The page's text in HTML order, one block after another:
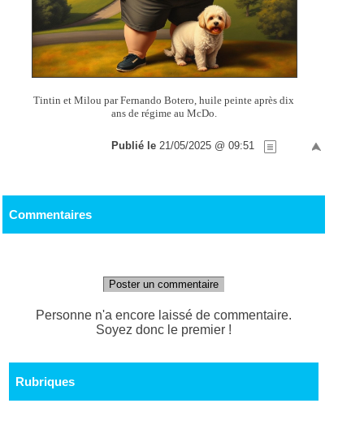
Tintin et Milou par Fernando Botero, huile peinte après dix
ans de régime au McDo.
Publié le 21/05/2025 @ 09:51
Commentaires
Poster un commentaire
Personne n'a encore laissé de commentaire.
Soyez donc le premier !
Rubriques